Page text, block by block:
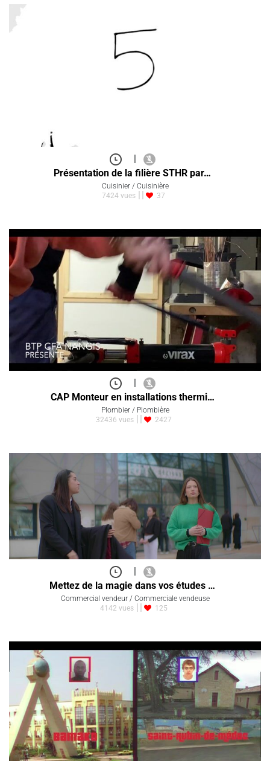
|
Présentation de la filière STHR par…
Cuisinier / Cuisinière
7424 vues
37
CAP Monteur en installations thermi…
Plombier / Plombière
32436 vues
2427
|
Mettez de la magie dans vos études …
Commercial vendeur / Commerciale vendeuse
4142 vues
125